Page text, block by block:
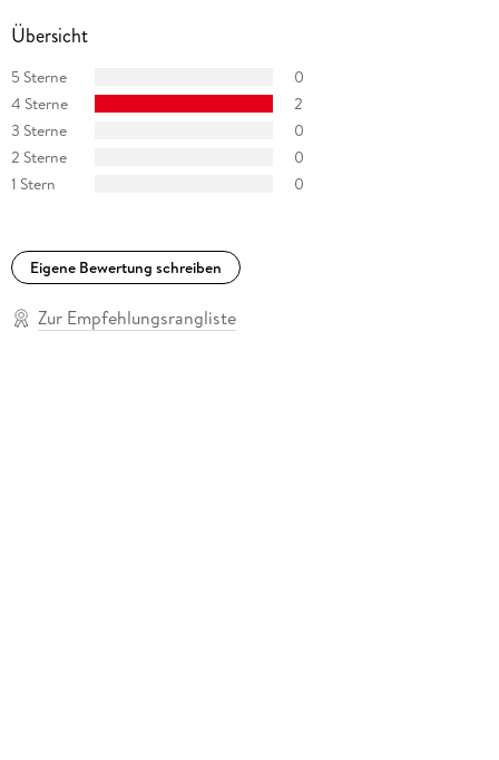
Übersicht
5 Sterne
0
4 Sterne
2
3 Sterne
0
2 Sterne
0
1 Stern
0
Eigene Bewertung schreiben
Zur Empfehlungsrangliste